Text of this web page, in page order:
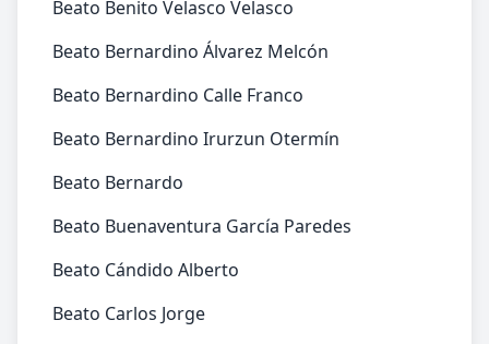
Beato Benito Velasco Velasco
Beato Bernardino Álvarez Melcón
Beato Bernardino Calle Franco
Beato Bernardino Irurzun Otermín
Beato Bernardo
Beato Buenaventura García Paredes
Beato Cándido Alberto
Beato Carlos Jorge